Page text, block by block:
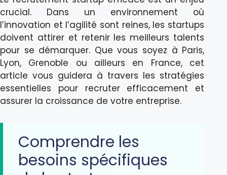
crucial. Dans un environnement où
l’innovation et l’agilité sont reines, les startups
doivent attirer et retenir les meilleurs talents
pour se démarquer. Que vous soyez à Paris,
Lyon, Grenoble ou ailleurs en France, cet
article vous guidera à travers les stratégies
essentielles pour recruter efficacement et
assurer la croissance de votre entreprise.
Comprendre les
besoins spécifiques